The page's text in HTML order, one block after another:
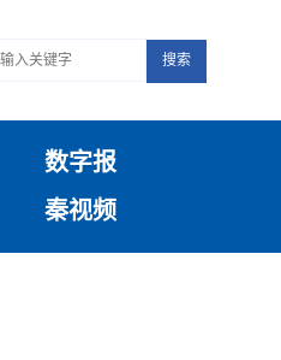
搜索
数字报
秦视频